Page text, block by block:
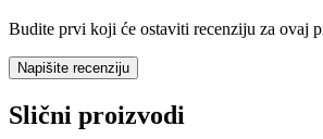
Budite prvi koji će ostaviti recenziju za ovaj
Napišite recenziju
Slični proizvodi